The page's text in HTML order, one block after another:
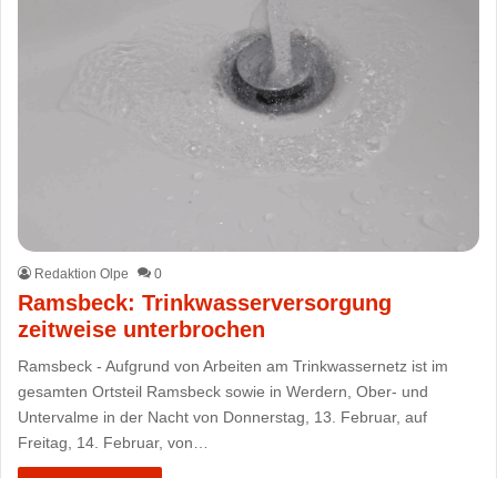
Redaktion Olpe 0
Ramsbeck: Trinkwasserversorgung
zeitweise unterbrochen
Ramsbeck - Aufgrund von Arbeiten am Trinkwassernetz ist im
gesamten Ortsteil Ramsbeck sowie in Werdern, Ober- und
Untervalme in der Nacht von Donnerstag, 13. Februar, auf
Freitag, 14. Februar, von…